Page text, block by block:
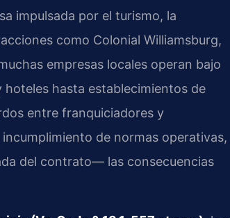
impulsada por el turismo, la
como Colonial Williamsburg,
empresas locales operan bajo
hasta establecimientos de
entre franquiciadores y
de normas operativas,
del contrato— las consecuencias